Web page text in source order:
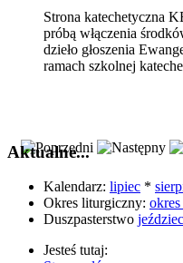
Strona katechetyczna
próbą włączenia
dzieło głoszenia
ramach szkolnej
Aktualne...
Kalendarz: lipiec *
Okres liturgiczny:
Duszpasterstwo
Jesteś tutaj: